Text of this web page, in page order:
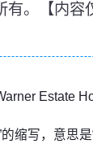
有。【内容
Estate
缩写，意思